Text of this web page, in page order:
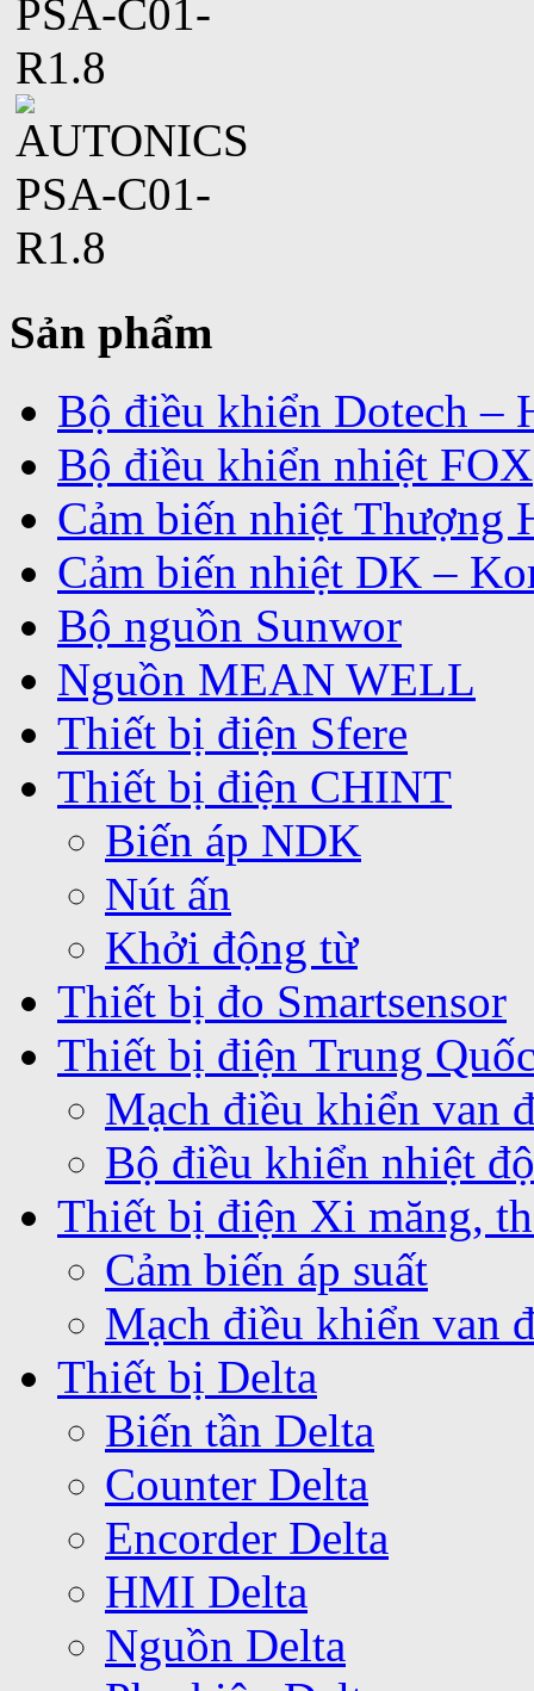
Sản phẩm
Bộ điều khiển Dotech –
Bộ điều khiển nhiệt FOX
Cảm biến nhiệt Thượng
Cảm biến nhiệt DK –
Bộ nguồn Sunwor
Nguồn MEAN WELL
Thiết bị điện Sfere
Thiết bị điện CHINT
Biến áp NDK
Nút ấn
Khởi động từ
Thiết bị đo Smartsensor
Thiết bị điện Trung
Mạch điều khiển van
Bộ điều khiển nhiệt
Thiết bị điện Xi măng,
Cảm biến áp suất
Mạch điều khiển van
Thiết bị Delta
Biến tần Delta
Counter Delta
Encorder Delta
HMI Delta
Nguồn Delta